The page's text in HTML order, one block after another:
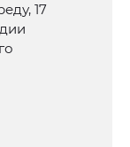
17